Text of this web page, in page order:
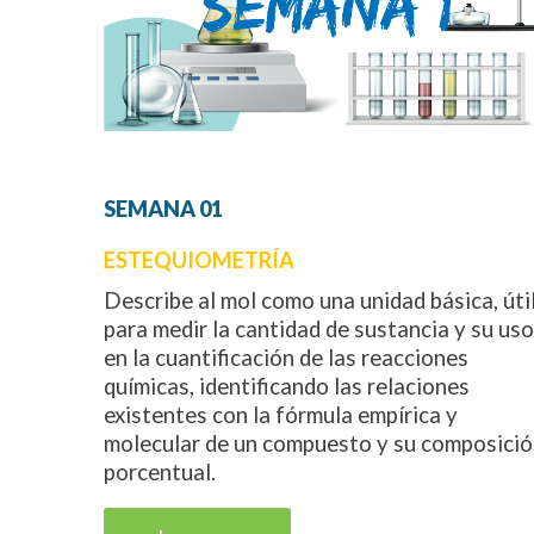
SEMANA01
ESTEQUIOMETRÍA
Describe al mol como una unidad básica,
para medir la cantidad de sustancia y su uso
en la cuantificación de las reacciones
químicas, identificando las relaciones
existentes con la fórmula empírica y
molecular de un compuesto y su
porcentual.